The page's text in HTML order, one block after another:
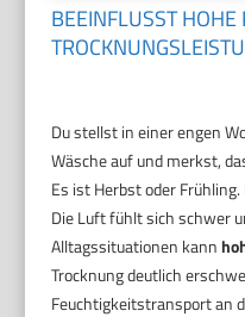
BEEINFLUSST
Du stellst in einer engen
Wäsche auf und merkst,
Es ist Herbst oder
Die Luft fühlt sich schwer
Alltagssituationen kann
Trocknung deutlich
Feuchtigkeitstransport an